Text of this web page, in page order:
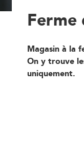
Ferme
Magasin à la
On y trouve
uniquement.